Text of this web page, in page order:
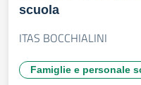
scuola
ITAS BOCCHIALINI
Famiglie e personale